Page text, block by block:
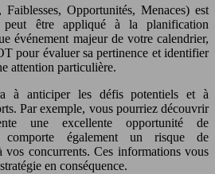
Opportunités, Menaces) est
être appliqué à la planification
événement majeur de votre calendrier,
pour évaluer sa pertinence et identifier
attention particulière.
à anticiper les défis potentiels et à
Par exemple, vous pourriez découvrir
une excellente opportunité de
également un risque de
vos concurrents. Ces informations vous
en conséquence.